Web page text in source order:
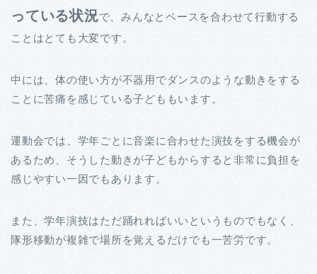
っている状況で、みんなとペースを合わせて行動する
ことはとても大変です。
中には、体の使い方が不器用でダンスのような動きをする
ことに苦痛を感じている子どももいます。
運動会では、学年ごとに音楽に合わせた演技をする機会が
あるため、そうした動きが子どもからすると非常に負担を
感じやすい一因でもあります。
また、学年演技はただ踊れればいいというものでもなく、
隊形移動が複雑で場所を覚えるだけでも一苦労です。